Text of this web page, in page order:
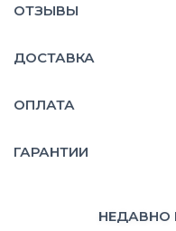
ОТЗЫВЫ
ДОСТАВКА
ОПЛАТА
ГАРАНТИИ
НЕДАВНО